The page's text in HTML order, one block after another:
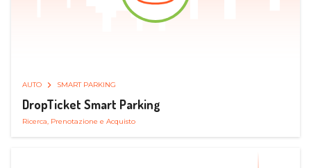
AUTO SMART PARKING
DropTicket Smart Parking
Ricerca, Prenotazione e Acquisto